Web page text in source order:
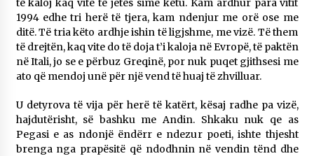
të kaloj kaq vite të jetës sime këtu. Kam ardhur para vitit
1994 edhe tri herë të tjera, kam ndenjur me orë ose me
ditë. Të tria këto ardhje ishin të ligjshme, me vizë. Të them
të drejtën, kaq vite do të doja t’i kaloja në Evropë, të paktën
në Itali, jo se e përbuz Greqinë, por nuk puqet gjithsesi me
ato që mendoj unë për një vend të huaj të zhvilluar.
U detyrova të vija për herë të katërt, kësaj radhe pa vizë,
hajdutërisht, së bashku me Andin. Shkaku nuk qe as
Pegasi e as ndonjë ëndërr e ndezur poeti, ishte thjesht
brenga nga prapësitë që ndodhnin në vendin tënd dhe